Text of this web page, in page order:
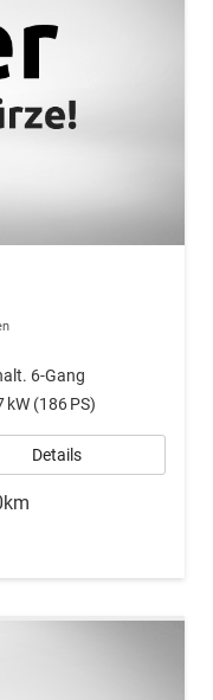
6-Gang
kW (186 PS)
Details